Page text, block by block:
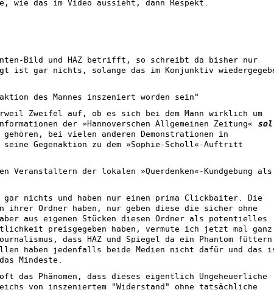
wie das im Video aussieht, dann Respekt.
Bild und HAZ betrifft, so schreibt da bisher nur
ist gar nichts, solange das im Konjunktiv
des Mannes inszeniert worden sein"
Zweifel auf, ob es sich bei dem Mann wirklich um
der »Hannoverschen Allgemeinen Zeitung«
bei vielen anderen Demonstrationen in
Gegenaktion zu dem »Sophie-Scholl«-Auftritt
Veranstaltern der lokalen »Querdenken«-Kundgebung als
gar nichts und haben nur einen prima Clickbaiter. Die
Ordner haben, nur geben diese die sicher ohne
aus eigenen Stücken diesen Ordner als potentielles
preisgegeben haben, vermute ich jetzt mal ganz
dass HAZ und Spiegel da ein Phantom
haben jedenfalls beide Medien nicht dafür und das
Mindeste.
das Phänomen, dass dieses eigentlich Ungeheuerliche
von inszeniertem "Widerstand" ohne tatsächliche